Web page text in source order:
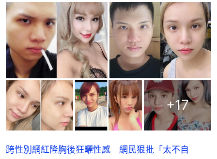
+17
跨性別網紅隆胸後狂曬性感 網民狠批「太不自